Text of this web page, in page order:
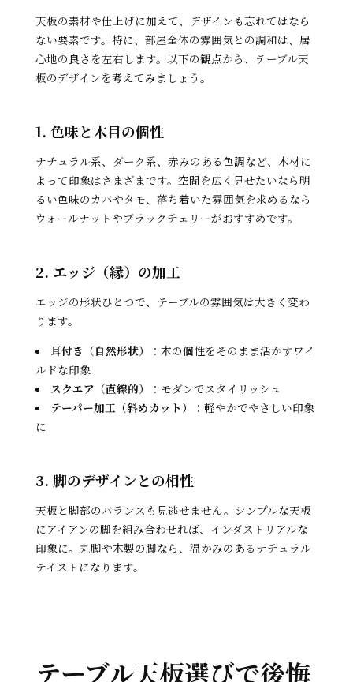
天板の素材や仕上げに加えて、デザインも忘れてはなら
ない要素です。特に、部屋全体の雰囲気との調和は、居
心地の良さを左右します。以下の観点から、テーブル天
板のデザインを考えてみましょう。
1. 色味と木目の個性
ナチュラル系、ダーク系、赤みのある色調など、木材に
よって印象はさまざまです。空間を広く見せたいなら明
るい色味のカバやタモ、落ち着いた雰囲気を求めるなら
ウォールナットやブラックチェリーがおすすめです。
2. エッジ（縁）の加工
エッジの形状ひとつで、テーブルの雰囲気は大きく変わ
ります。
耳付き（自然形状）
：木の個性をそのまま活かすワイ
ルドな印象
スクエア（直線的）
：モダンでスタイリッシュ
テーパー加工（斜めカット）
：軽やかでやさしい印象
に
3. 脚のデザインとの相性
天板と脚部のバランスも見逃せません。シンプルな天板
にアイアンの脚を組み合わせれば、インダストリアルな
印象に。丸脚や木製の脚なら、温かみのあるナチュラル
テイストになります。
テーブル天板選びで後悔